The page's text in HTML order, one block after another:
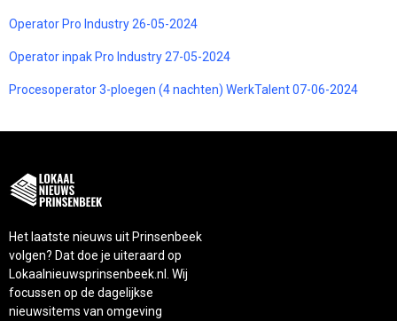
Operator Pro Industry 26-05-2024
Operator inpak Pro Industry 27-05-2024
Procesoperator 3-ploegen (4 nachten) WerkTalent 07-06-2024
Het laatste nieuws uit Prinsenbeek
volgen? Dat doe je uiteraard op
Lokaalnieuwsprinsenbeek.nl. Wij
focussen op de dagelijkse
nieuwsitems van omgeving